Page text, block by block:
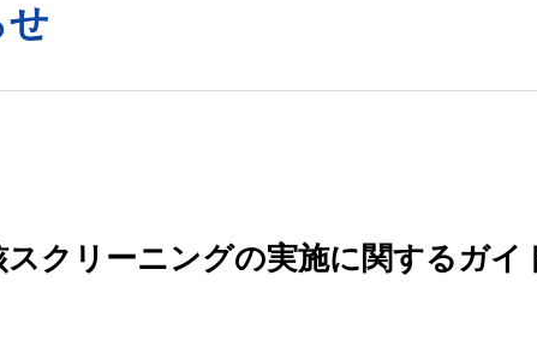
せ
スクリーニングの実施に関するガ